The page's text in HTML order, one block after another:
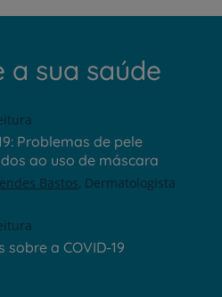
a sua saúde
Problemas de pele
ao uso de máscara
Bastos Dermatologista
sobre a COVID-19